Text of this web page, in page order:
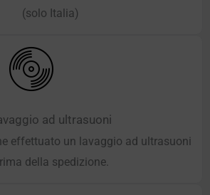
(solo Italia)
ad ultrasuoni
effettuato un lavaggio ad ultrasuoni
della spedizione.